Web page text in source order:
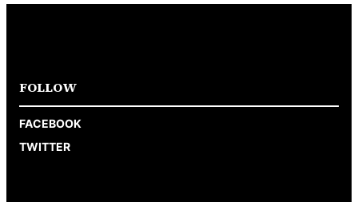
FOLLOW
FACEBOOK
TWITTER